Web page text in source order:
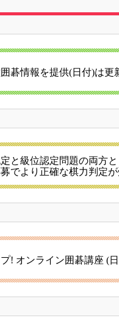
碁情報を提供(日付)は更
と級位認定問題の両方と
でより正確な棋力判定が
! オンライン囲碁講座 (日